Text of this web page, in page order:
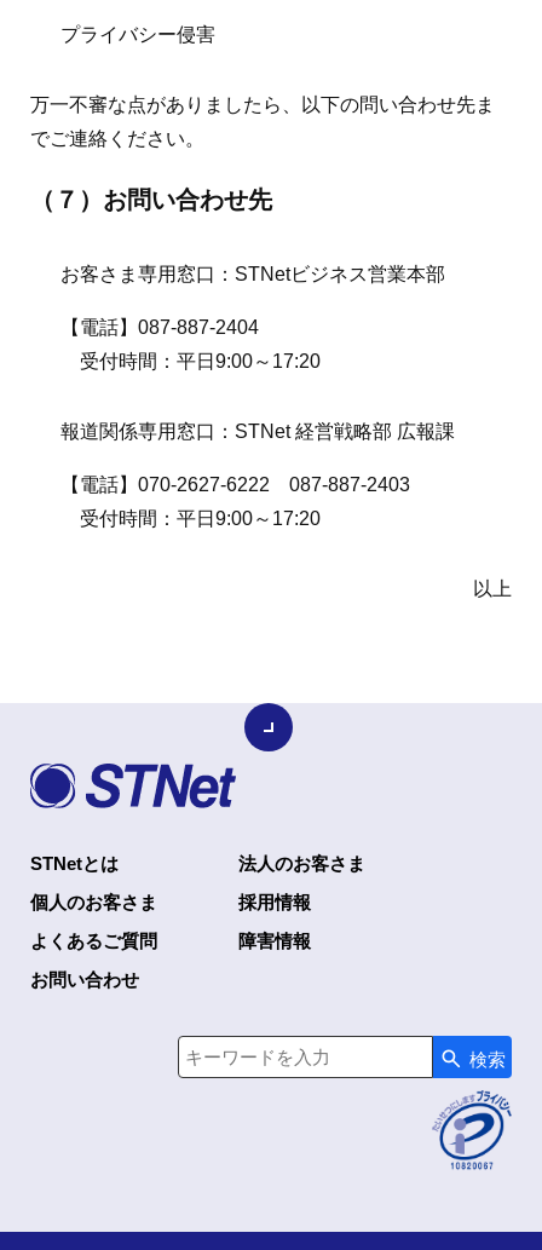
プライバシー侵害
万一不審な点がありましたら、以下の問い合わせ先ま
でご連絡ください。
（７）お問い合わせ先
お客さま専用窓口：STNetビジネス営業本部
【電話】087-887-2404
受付時間：平日9:00～17:20
報道関係専用窓口：STNet 経営戦略部 広報課
【電話】070-2627-6222 087-887-2403
受付時間：平日9:00～17:20
以上
STNetとは
法人のお客さま
個人のお客さま
採用情報
よくあるご質問
障害情報
お問い合わせ
検索キーワード入力 検索